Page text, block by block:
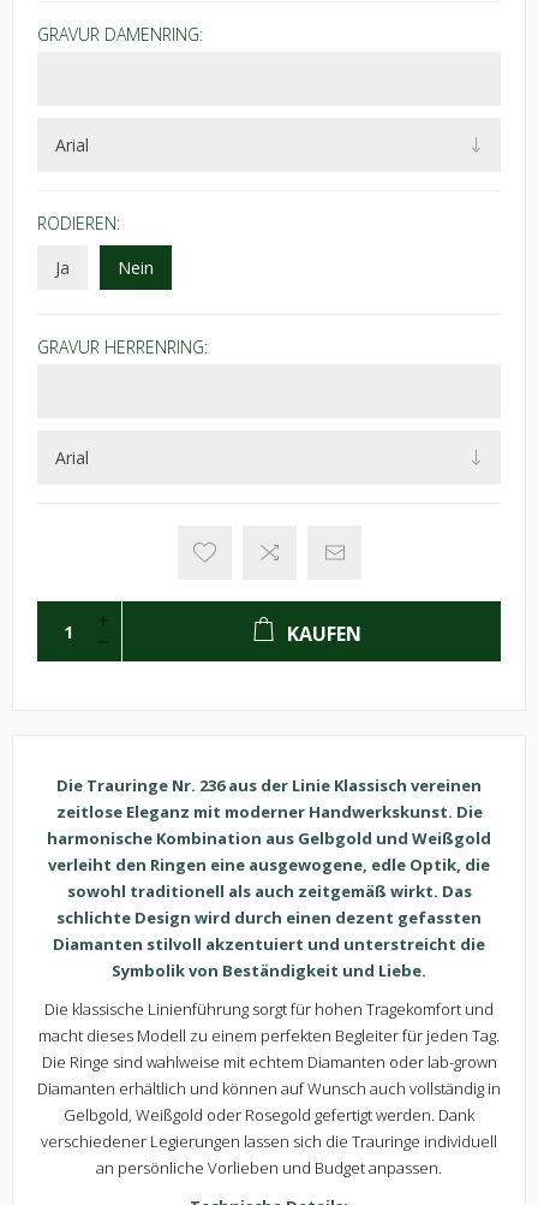
GRAVUR DAMENRING:
RODIEREN:
Ja
Nein
GRAVUR HERRENRING:
KAUFEN
Die Trauringe Nr. 236 aus der Linie Klassisch vereinen
zeitlose Eleganz mit moderner Handwerkskunst. Die
harmonische Kombination aus Gelbgold und Weißgold
verleiht den Ringen eine ausgewogene, edle Optik, die
sowohl traditionell als auch zeitgemäß wirkt. Das
schlichte Design wird durch einen dezent gefassten
Diamanten stilvoll akzentuiert und unterstreicht die
Symbolik von Beständigkeit und Liebe.
Die klassische Linienführung sorgt für hohen Tragekomfort und
macht dieses Modell zu einem perfekten Begleiter für jeden Tag.
Die Ringe sind wahlweise mit echtem Diamanten oder lab-grown
Diamanten erhältlich und können auf Wunsch auch vollständig in
Gelbgold, Weißgold oder Rosegold gefertigt werden. Dank
verschiedener Legierungen lassen sich die Trauringe individuell
an persönliche Vorlieben und Budget anpassen.